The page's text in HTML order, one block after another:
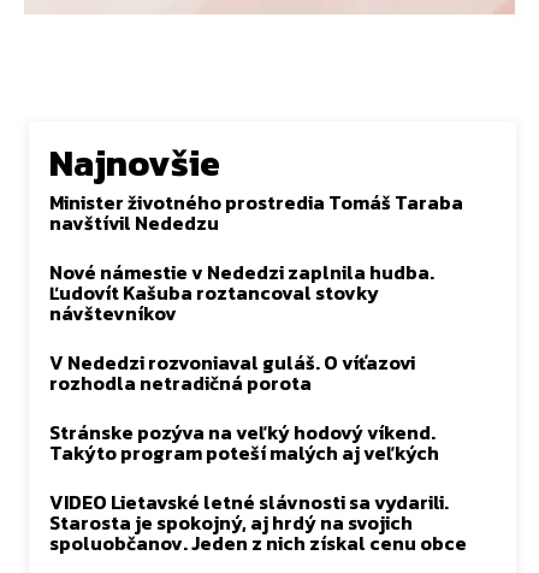
Najnovšie
Minister životného prostredia Tomáš Taraba
navštívil Nededzu
Nové námestie v Nededzi zaplnila hudba.
Ľudovít Kašuba roztancoval stovky
návštevníkov
V Nededzi rozvoniaval guláš. O víťazovi
rozhodla netradičná porota
Stránske pozýva na veľký hodový víkend.
Takýto program poteší malých aj veľkých
VIDEO Lietavské letné slávnosti sa vydarili.
Starosta je spokojný, aj hrdý na svojich
spoluobčanov. Jeden z nich získal cenu obce